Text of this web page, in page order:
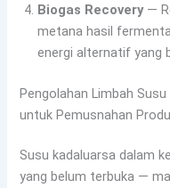
Biogas Recovery—
metana hasil
energi alternatif yang
Pengolahan Limbah
untuk Pemusnahan
Susu kadaluarsa dalam
yang belum terbuka —